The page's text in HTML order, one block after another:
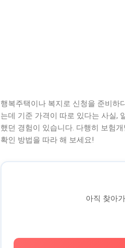
행복주택이나 복지로 신청을 준비하
는데 기준 가격이 따로 있다는 사실,
했던 경험이 있습니다. 다행히 보험
확인 방법을 따라 해 보세요!
아직 찾아